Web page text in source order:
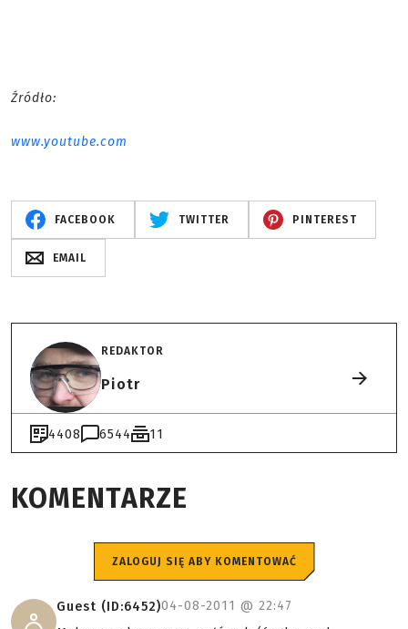
Źródło:
www.youtube.com
FACEBOOK TWITTER PINTEREST
EMAIL
REDAKTOR
Piotr
4408 6544 11
KOMENTARZE
ZALOGUJ SIĘ ABY KOMENTOWAĆ
Guest (ID:6452)04-08-2011 @ 22:47